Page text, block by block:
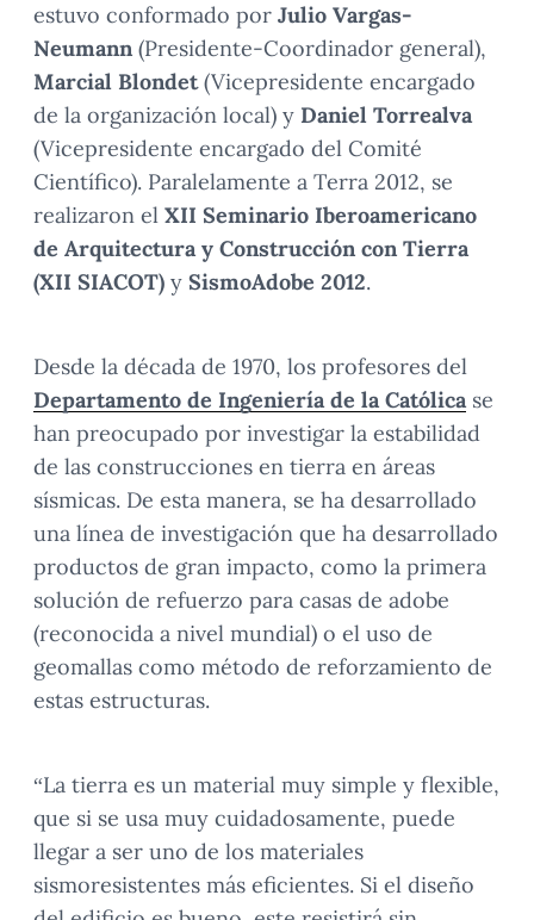
estuvo conformado por Julio Vargas-
Neumann (Presidente-Coordinador general),
Marcial Blondet(Vicepresidente encargado
de la organización local) y Daniel Torrealva
(Vicepresidente encargado del Comité
Científico). Paralelamente a Terra 2012, se
realizaron el XII Seminario Iberoamericano
de Arquitectura y Construcción con Tierra
(XII SIACOT) y SismoAdobe 2012.
Desde la década de 1970, los profesores del
Departamento de Ingeniería de la Católicase
han preocupado por investigar la estabilidad
de las construcciones en tierra en áreas
sísmicas. De esta manera, se ha desarrollado
una línea de investigación que ha desarrollado
productos de gran impacto, como la primera
solución de refuerzo para casas de adobe
(reconocida a nivel mundial) o el uso de
geomallas como método de reforzamiento de
estas estructuras.
“La tierra es un material muy simple y flexible,
que si se usa muy cuidadosamente, puede
llegar a ser uno de los materiales
sismoresistentes más eficientes. Si el diseño